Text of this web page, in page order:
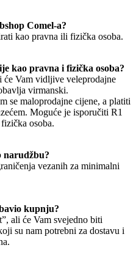
Comel-a?
kao pravna ili fizička osoba.
kao pravna i fizička osoba?
Vam vidljive veleprodajne
virmanski.
se maloprodajne cijene, a platiti
Moguće je isporučiti R1
osoba.
narudžbu?
vezanih za minimalni
kupnju?
ali će Vam svejedno biti
su nam potrebni za dostavu i